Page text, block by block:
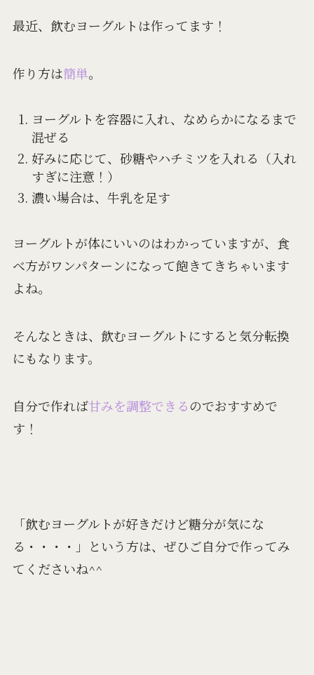
最近、飲むヨーグルトは作ってます！
作り方は簡単。
ヨーグルトを容器に入れ、なめらかになるまで
混ぜる
好みに応じて、砂糖やハチミツを入れる（入れ
すぎに注意！）
濃い場合は、牛乳を足す
ヨーグルトが体にいいのはわかっていますが、食
べ方がワンパターンになって飽きてきちゃいます
よね。
そんなときは、飲むヨーグルトにすると気分転換
にもなります。
自分で作れば甘みを調整できるのでおすすめで
す！
「飲むヨーグルトが好きだけど糖分が気にな
る・・・・」という方は、ぜひご自分で作ってみ
てくださいね^^